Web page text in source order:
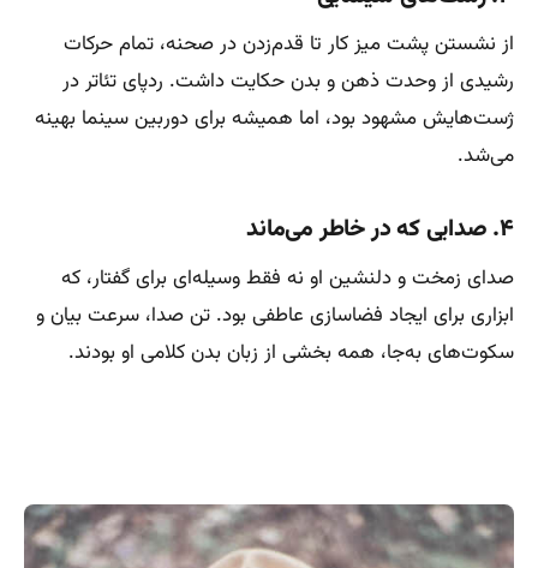
از نشستن پشت میز کار تا قدم‌زدن در صحنه، تمام حرکات
رشیدی از وحدت ذهن و بدن حکایت داشت. ردپای تئاتر در
ژست‌هایش مشهود بود، اما همیشه برای دوربین سینما بهینه
می‌شد.
۴. صدایی که در خاطر می‌ماند
صدای زمخت و دلنشین او نه فقط وسیله‌ای برای گفتار، که
ابزاری برای ایجاد فضاسازی عاطفی بود. تن صدا، سرعت بیان و
سکوت‌های به‌جا، همه بخشی از زبان بدن کلامی او بودند.